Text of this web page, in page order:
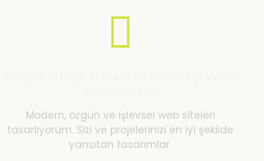
Modern, özgün ve işlevsel web siteleri
tasarlıyorum. Sizi ve projelerinizi en iyi şekilde
yansıtan tasarımlar.